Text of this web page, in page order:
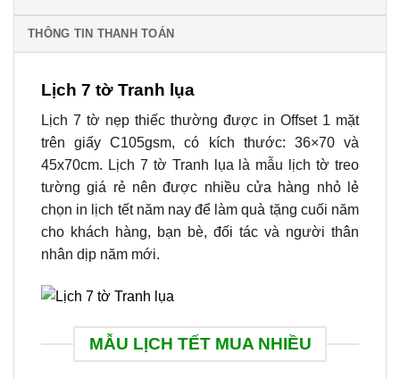
THÔNG TIN THANH TOÁN
Lịch 7 tờ Tranh lụa
Lịch 7 tờ nẹp thiếc thường được in Offset 1 mặt
trên giấy C105gsm, có kích thước: 36×70 và
45x70cm. Lịch 7 tờ Tranh lụa là mẫu lịch tờ treo
tường giá rẻ nên được nhiều cửa hàng nhỏ lẻ
chọn in lịch tết năm nay để làm quà tặng cuối năm
cho khách hàng, bạn bè, đối tác và người thân
nhân dịp năm mới.
MẪU LỊCH TẾT MUA NHIỀU